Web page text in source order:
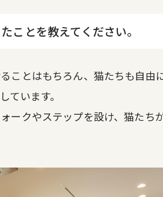
ことを教えてください。
ことはもちろん、猫たちも自
ています。
ークやステップを設け、猫た